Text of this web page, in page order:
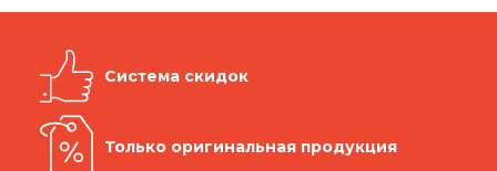
Система скидок
Только оригинальная продукция